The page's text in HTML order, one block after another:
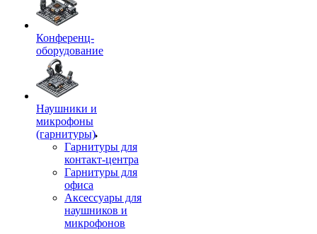
Конференц-
оборудование
Наушники и
микрофоны
(гарнитуры)
Гарнитуры для
контакт-центра
Гарнитуры для
офиса
Аксессуары для
наушников и
микрофонов